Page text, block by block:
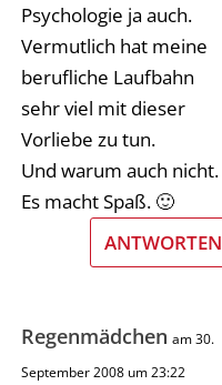
Psychologie ja auch.
Vermutlich hat meine
berufliche Laufbahn
sehr viel mit dieser
Vorliebe zu tun.
Und warum auch nicht.
Es macht Spaß. 🙂
ANTWORTEN
Regenmädchen am 30.
September 2008 um 23:22